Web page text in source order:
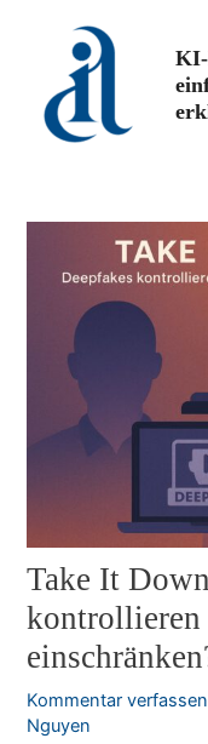
springen
KI-
Take It
Kommentar verfassen
Nguyen